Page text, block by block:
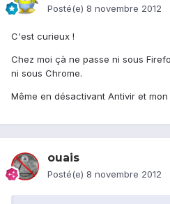
Posté(e) 8 novembre 2012
C'est curieux !
Chez moi çà ne passe ni sous
ni sous Chrome.
Même en désactivant Antivir et
ouais
Posté(e) 8 novembre 2012